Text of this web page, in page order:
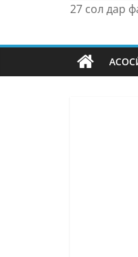
27 сол дар